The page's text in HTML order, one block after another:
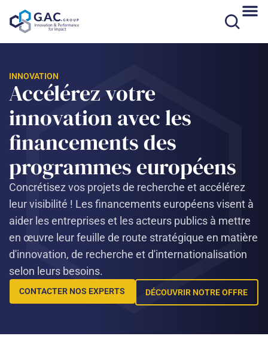
au
INNOVATION
Accélérez votre
innovation avec les
financements des
programmes européens​
Concrétisez vos projets de recherche et accélérez
leur visibilité ! Les financements européens visent à
aider les entreprises et les acteurs publics à mettre
en œuvre leur feuille de route stratégique en matière
d'innovation, de recherche et d'internationalisation
selon leurs besoins.
CONTACTER NOS EXPERTS DÉCOUVRIR NOTRE OFFRE